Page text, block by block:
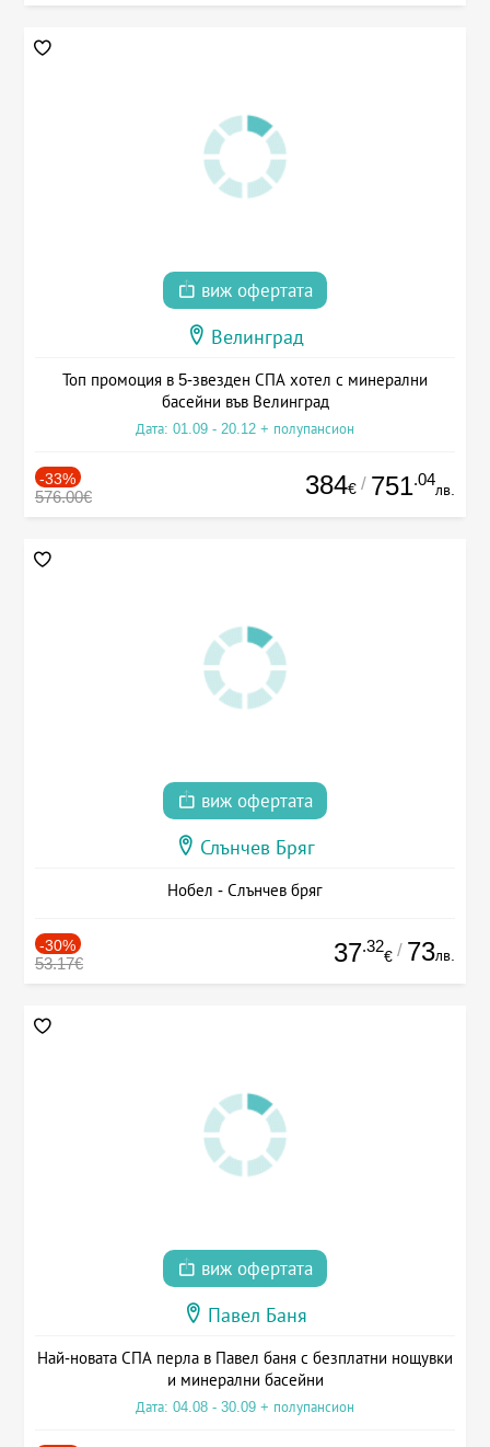
виж офертата
Велинград
Топ промоция в 5-звезден СПА хотел с минерални
басейни във Велинград
Дата: 01.09 - 20.12 + полупансион
-33%
576.00€ 384€ / 751.04
лв.
виж офертата
Слънчев Бряг
Нобел - Слънчев бряг
-30%
53.17€ 37.32
€ / 73лв.
виж офертата
Павел Баня
Най-новата СПА перла в Павел баня с безплатни нощувки
и минерални басейни
Дата: 04.08 - 30.09 + полупансион